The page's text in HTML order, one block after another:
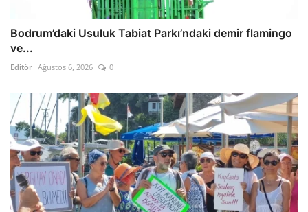
Bodrum’daki Usuluk Tabiat Parkı’ndaki demir flamingo
ve...
Editör Ağustos 6, 2026 0